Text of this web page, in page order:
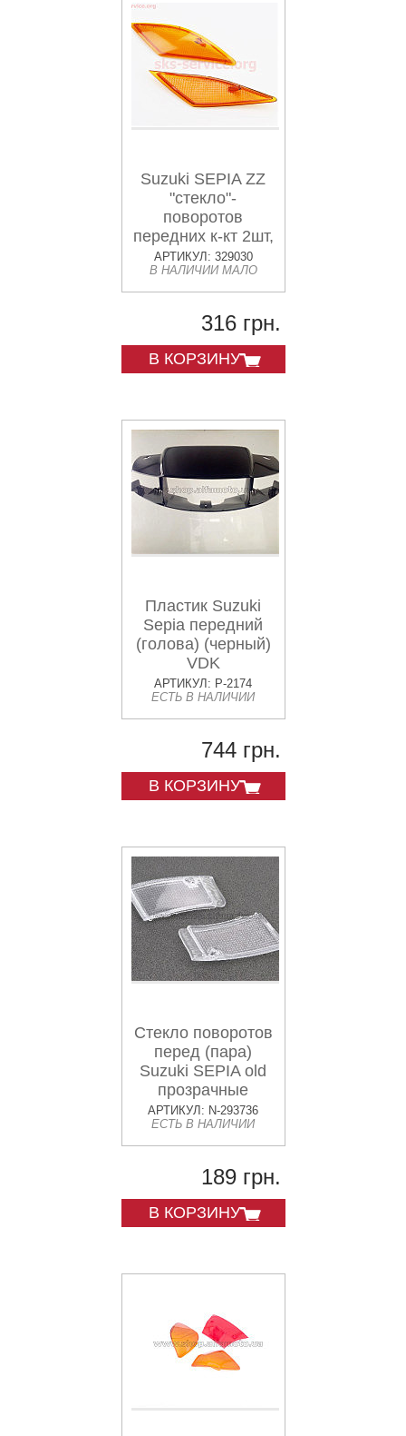
Suzuki SEPIA ZZ
"стекло"-
поворотов
передних к-кт 2шт,
желтые
АРТИКУЛ: 329030
В НАЛИЧИИ МАЛО
316 грн.
В КОРЗИНУ
Пластик Suzuki
Sepia передний
(голова) (черный)
VDK
АРТИКУЛ: P-2174
ЕСТЬ В НАЛИЧИИ
744 грн.
В КОРЗИНУ
Стекло поворотов
перед (пара)
Suzuki SEPIA old
прозрачные
KOMATCU
АРТИКУЛ: N-293736
ЕСТЬ В НАЛИЧИИ
189 грн.
В КОРЗИНУ